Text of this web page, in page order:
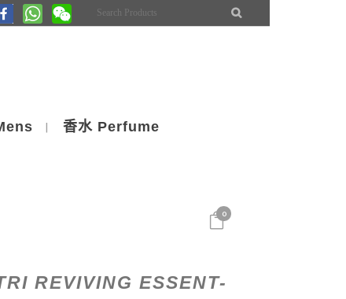
香水 Perfume
0
REVIVING ESSENT-